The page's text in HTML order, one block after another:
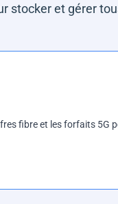
stocker et gérer
fibre et les forfaits 5G